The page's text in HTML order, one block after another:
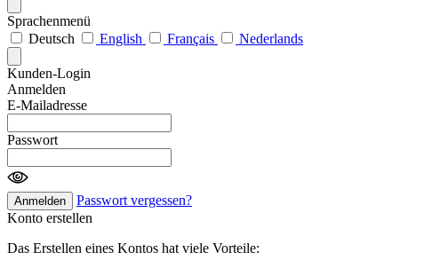
Sprachenmenü
Deutsch
English Français Nederlands
Kunden-Login
Anmelden
E-Mailadresse
Passwort
Anmelden
Passwort vergessen?
Konto erstellen
Das Erstellen eines Kontos hat viele Vorteile: